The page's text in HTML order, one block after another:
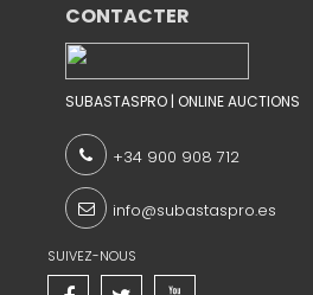
CONTACTER
SUBASTASPRO | ONLINE AUCTIONS
+34 900 908 712
info@subastaspro.es
SUIVEZ-NOUS